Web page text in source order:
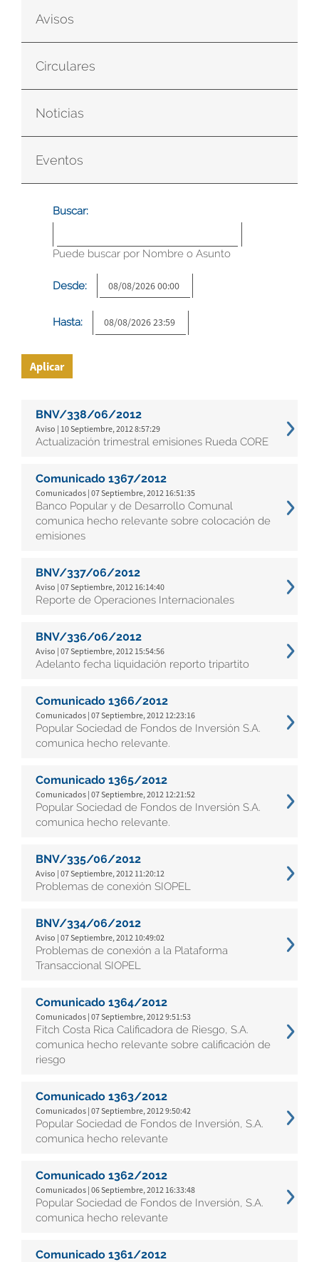
Avisos
Circulares
Noticias
Eventos
Buscar:
Puede buscar por Nombre o Asunto
Desde:
Hasta:
Aplicar
BNV/338/06/2012
Aviso | 10 Septiembre, 2012 8:57:29
Actualización trimestral emisiones Rueda CORE
Comunicado 1367/2012
Comunicados | 07 Septiembre, 2012 16:51:35
Banco Popular y de Desarrollo Comunal
comunica hecho relevante sobre colocación de
emisiones
BNV/337/06/2012
Aviso | 07 Septiembre, 2012 16:14:40
Reporte de Operaciones Internacionales
BNV/336/06/2012
Aviso | 07 Septiembre, 2012 15:54:56
Adelanto fecha liquidación reporto tripartito
Comunicado 1366/2012
Comunicados | 07 Septiembre, 2012 12:23:16
Popular Sociedad de Fondos de Inversión S.A.
comunica hecho relevante.
Comunicado 1365/2012
Comunicados | 07 Septiembre, 2012 12:21:52
Popular Sociedad de Fondos de Inversión S.A.
comunica hecho relevante.
BNV/335/06/2012
Aviso | 07 Septiembre, 2012 11:20:12
Problemas de conexión SIOPEL
BNV/334/06/2012
Aviso | 07 Septiembre, 2012 10:49:02
Problemas de conexión a la Plataforma
Transaccional SIOPEL
Comunicado 1364/2012
Comunicados | 07 Septiembre, 2012 9:51:53
Fitch Costa Rica Calificadora de Riesgo, S.A.
comunica hecho relevante sobre calificación de
riesgo
Comunicado 1363/2012
Comunicados | 07 Septiembre, 2012 9:50:42
Popular Sociedad de Fondos de Inversión, S.A.
comunica hecho relevante
Comunicado 1362/2012
Comunicados | 06 Septiembre, 2012 16:33:48
Popular Sociedad de Fondos de Inversión, S.A.
comunica hecho relevante
Comunicado 1361/2012